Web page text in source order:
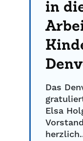
in
Das
Elsa